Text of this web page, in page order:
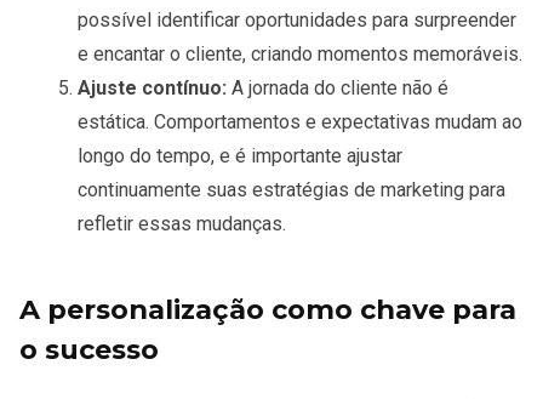
possível identificar oportunidades para surpreender
e encantar o cliente, criando momentos memoráveis.
Ajuste contínuo: A jornada do cliente não é
estática. Comportamentos e expectativas mudam ao
longo do tempo, e é importante ajustar
continuamente suas estratégias de marketing para
refletir essas mudanças.
A personalização como chave para
o sucesso